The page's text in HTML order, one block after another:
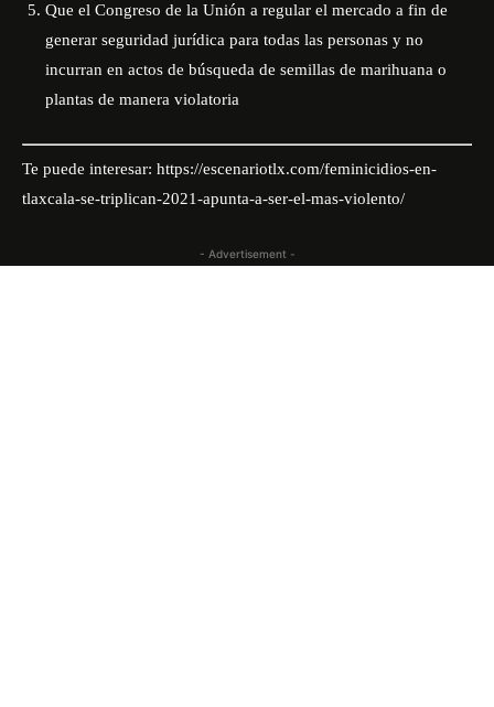
Que el Congreso de la Unión a regular el mercado a fin de
generar seguridad jurídica para todas las personas y no
incurran en actos de búsqueda de semillas de marihuana o
plantas de manera violatoria
Te puede interesar: https://escenariotlx.com/feminicidios-en-
tlaxcala-se-triplican-2021-apunta-a-ser-el-mas-violento/
- Advertisement -